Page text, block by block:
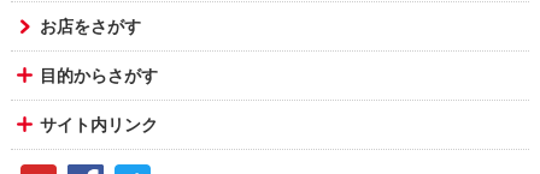
お店をさがす
目的からさがす
サイト内リンク